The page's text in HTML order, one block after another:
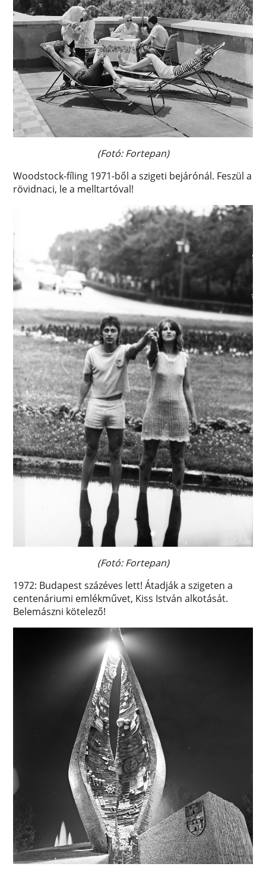
(Fotó: Fortepan)
Woodstock-fíling 1971-ből a szigeti bejárónál. Feszül a
rövidnaci, le a melltartóval!
(Fotó: Fortepan)
1972: Budapest százéves lett! Átadják a szigeten a
centenáriumi emlékművet, Kiss István alkotását.
Belemászni kötelező!